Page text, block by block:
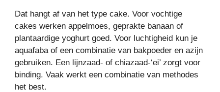
Dat hangt af van het type cake. Voor vochtige
cakes werken appelmoes, geprakte banaan of
plantaardige yoghurt goed. Voor luchtigheid kun je
aquafaba of een combinatie van bakpoeder en azijn
gebruiken. Een lijnzaad- of chiazaad-‘ei’ zorgt voor
binding. Vaak werkt een combinatie van methodes
het best.